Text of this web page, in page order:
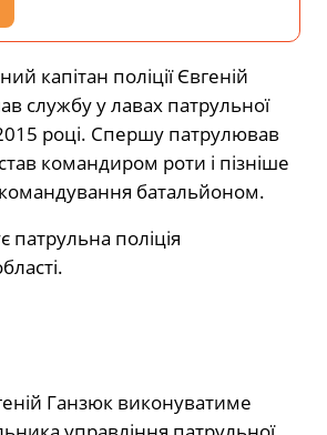
капітан поліції Євгеній
службу у лавах патрульної
2015 році. Спершу патрулював
став командиром роти і пізніше
батальйоном.
патрульна поліція
Ганзюк виконуватиме